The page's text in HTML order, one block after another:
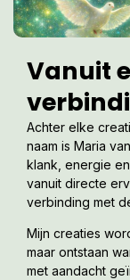
Vanuit
Achter elke
naam is Maria
klank, energie
vanuit directe
verbinding met
Mijn creaties
maar ontstaan
met aandacht